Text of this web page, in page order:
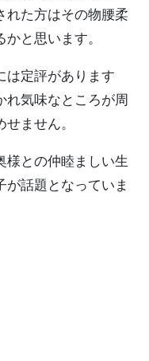
れた方はその物腰柔
と思います。
は定評があります
れ気味なところが周
ません。
様との仲睦ましい生
話題となっていま